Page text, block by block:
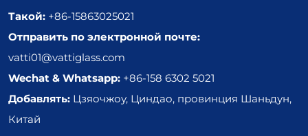
Такой: +86-15863025021
Отправить по электронной почте:
vatti01@vattiglass.com
Wechat & Whatsapp: +86-158 6302 5021
Добавлять: Цзяочжоу, Циндао, провинция Шаньдун,
Китай